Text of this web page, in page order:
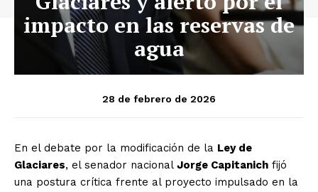
impacto en las reservas de
agua
28 de febrero de 2026
En el debate por la modificación de la Ley de
Glaciares, el senador nacional Jorge Capitanich fijó
una postura crítica frente al proyecto impulsado en la